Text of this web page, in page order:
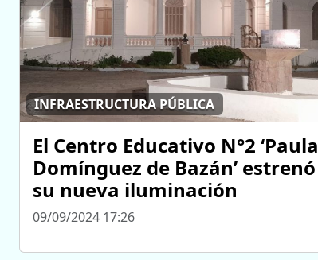
INFRAESTRUCTURA PÚBLICA
El Centro Educativo N°2 ‘Paula
Domínguez de Bazán’ estrenó
su nueva iluminación
09/09/2024 17:26